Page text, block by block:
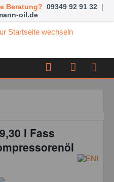
Beratung? 09349 92 91 32 |
oil.de
l Fass